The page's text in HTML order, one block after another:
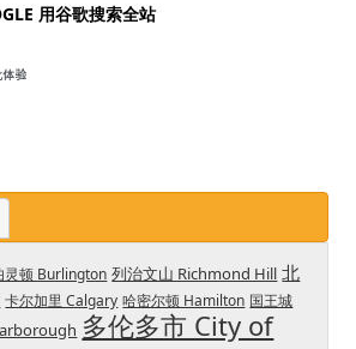
用谷歌搜索全站
灵顿 Burlington 列治文山 Richmond Hill 北
卡尔加里 Calgary 哈密尔顿 Hamilton 国王城
多伦多市 City of